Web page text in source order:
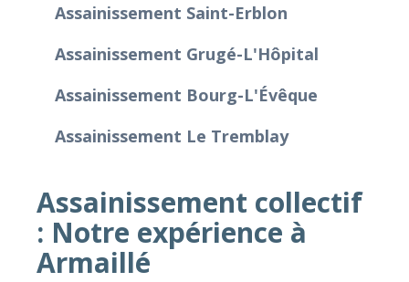
Assainissement Saint-Erblon
Assainissement Grugé-L'Hôpital
Assainissement Bourg-L'Évêque
Assainissement Le Tremblay
Assainissement collectif
: Notre expérience à
Armaillé